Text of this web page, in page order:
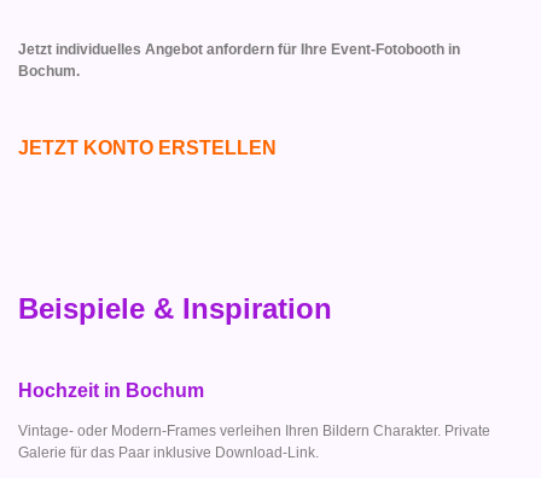
Jetzt individuelles Angebot anfordern für Ihre Event-Fotobooth in
Bochum.
JETZT KONTO ERSTELLEN
Beispiele & Inspiration
Hochzeit in Bochum
Vintage- oder Modern-Frames verleihen Ihren Bildern Charakter. Private
Galerie für das Paar inklusive Download-Link.